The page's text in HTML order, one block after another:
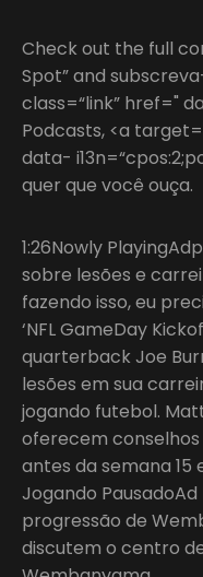
Check out the full
Spot” and
class=“link” href="
Podcasts, <a
data-
quer que você ouça.
1:26Nowly
sobre lesões e
fazendo isso, eu
‘NFL GameDay
quarterback Joe
lesões em sua
jogando futebol.
oferecem
antes da semana 15
Jogando PausadoAd
progressão de
discutem o centro